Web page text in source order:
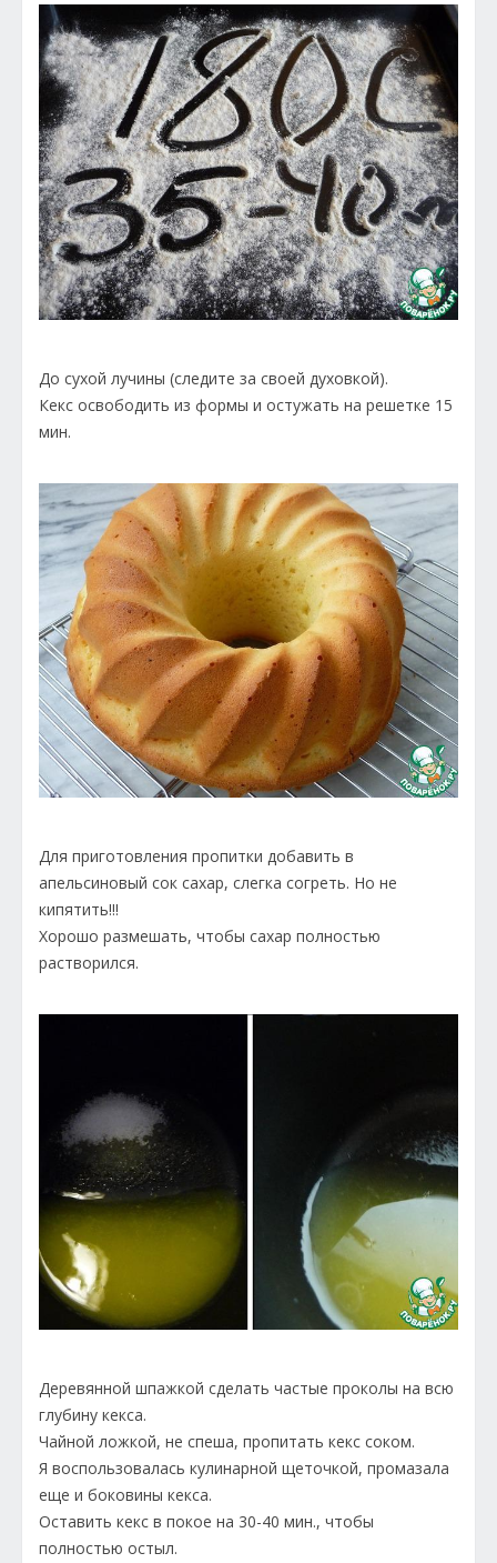
До сухой лучины (следите за своей духовкой).
Кекс освободить из формы и остужать на решетке 15
мин.
Для приготовления пропитки добавить в
апельсиновый сок сахар, слегка согреть. Но не
кипятить!!!
Хорошо размешать, чтобы сахар полностью
растворился.
Деревянной шпажкой сделать частые проколы на всю
глубину кекса.
Чайной ложкой, не спеша, пропитать кекс соком.
Я воспользовалась кулинарной щеточкой, промазала
еще и боковины кекса.
Оставить кекс в покое на 30-40 мин., чтобы
полностью остыл.